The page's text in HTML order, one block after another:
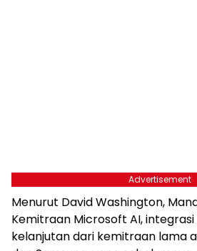
Advertisement
Menurut David Washington,
Kemitraan Microsoft AI, integrasi
kelanjutan dari kemitraan lama